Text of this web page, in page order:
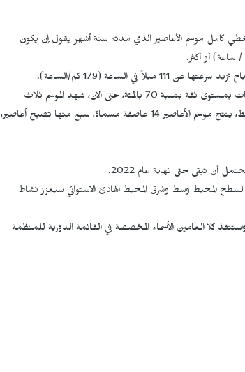
كامل موسم الأعاصير الذي مدته ستة أشهر يقول إن يكون
الساعة (179 كم/الساعة).
وقد توقعت الإدارة الوطنية لدراسة المحيطات والغلاف الجوي هذه النطاقات بمستوى ثقة بنسبة 70 بالمئة، حتى الآن، شهد الموسم ثلاث
عواصف مسماة، لكن حوض المحيط الأطلسي لم يشهد أعاصير، وفي المتوسط​، ينتج موسم الأعاصير 14 عاصفة مسماة، سبع منها تصبح أعاصير،
أن تبقى حتى نهاية عام 2022.
لسطح المحيط وسط وشرق المحيط الهادئ الاستوائي سيعزز نشاط
و2021 نشطة بشكل استثنائي واستنفذ كلا العامين الأسماء المخصصة في القائمة الدورية للمنظمة